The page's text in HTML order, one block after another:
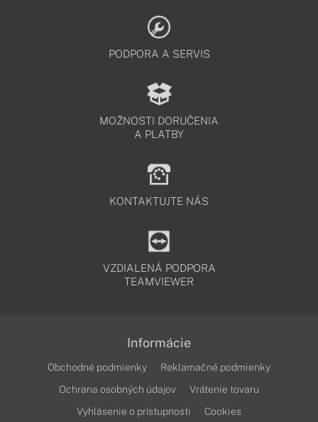
PODPORA A SERVIS
MOŽNOSTI DORUČENIA
A PLATBY
KONTAKTUJTE NÁS
VZDIALENÁ PODPORA
TEAMVIEWER
Informácie
Obchodné podmienky
Reklamačné podmienky
Ochrana osobných údajov
Vrátenie tovaru
Vyhlásenie o prístupnosti
Cookies